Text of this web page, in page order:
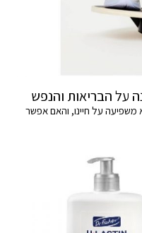
על הבריאות והנפש
משפיעה על חיינו, והאם אפשר